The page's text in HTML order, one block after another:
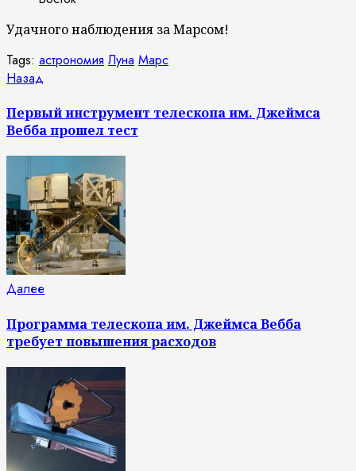
Удачного наблюдения за Марсом!
Tags: астрономия Луна Марс
Продолжить
чтение
Назад
Первый инструмент телескопа им. Джеймса
Вебба прошел тест
ДалееСледующая
Программа телескопа им. Джеймса Вебба
требует повышения расходов